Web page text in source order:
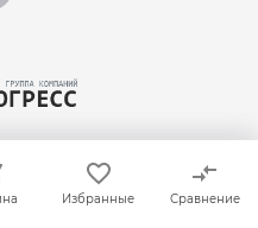
Избранные Сравнение
Избранные Сравнение
Комплексные поставки